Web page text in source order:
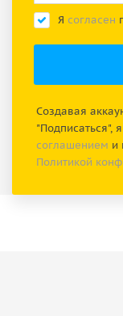
Я согласен
Создавая
"Подписаться",
соглашением и
Политикой